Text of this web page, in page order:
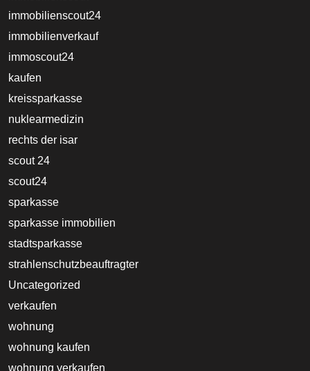
immobilienscout24
immobilienverkauf
immoscout24
kaufen
kreissparkasse
nuklearmedizin
rechts der isar
scout 24
scout24
sparkasse
sparkasse immobilien
stadtsparkasse
strahlenschutzbeauftragter
Uncategorized
verkaufen
wohnung
wohnung kaufen
wohnung verkaufen